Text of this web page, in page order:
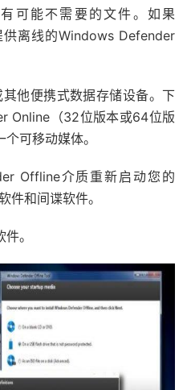
可能不需要的文件。如果
离线的Windows Defender
他便携式数据存储设备。下
Online（32位版本或64位版
可移动媒体。
Offline介质重新启动您的
件和间谍软件。
。